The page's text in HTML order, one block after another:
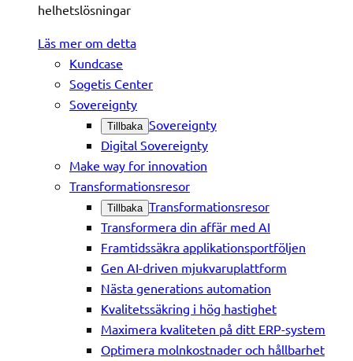
helhetslösningar
Läs mer om detta
Kundcase
Sogetis Center
Sovereignty
Tillbaka Sovereignty
Digital Sovereignty
Make way for innovation
Transformationsresor
Tillbaka Transformationsresor
Transformera din affär med AI
Framtidssäkra applikationsportföljen
Gen AI-driven mjukvaruplattform
Nästa generations automation
Kvalitetssäkring i hög hastighet
Maximera kvaliteten på ditt ERP-system
Optimera molnkostnader och hållbarhet